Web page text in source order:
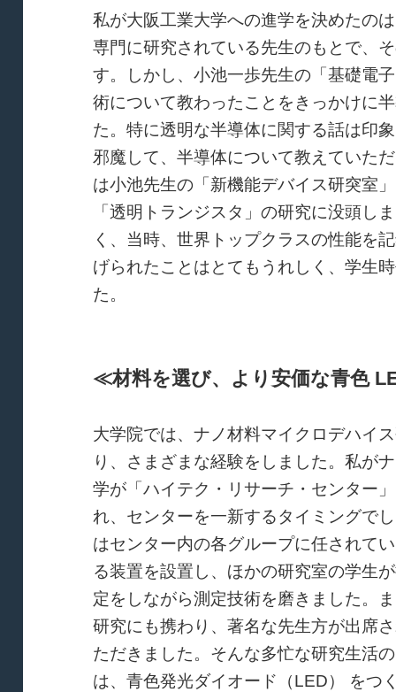
私が大阪工業大学への進学を決めたの
専門に研究されている先生のもとで、
す。しかし、小池一歩先生の「基礎電
術について教わったことをきっかけに
た。特に透明な半導体に関する話は印
邪魔して、半導体について教えていた
は小池先生の「新機能デバイス研突室
「透明トランジスタ」の研究に没頭し
く、当時、世界トップクラスの性能を
げられたことはとてもうれしく、学生
た。
≪材料を選び、より安価な青色
大学院では、ナノ材料マイクロデハイ
り、さまざまな経験をしました。私が
学が「ハイテク・リサーチ・センター
れ、センターを一新するタイミングで
はセンター内の各グループに任されて
る装置を設置し、ほかの研究室の学生
定をしながら測定技術を磨きました。
研究にも携わり、著名な先生方が出席
ただきました。そんな多忙な研究生活
は、青色発光ダイオード（LED） をつ